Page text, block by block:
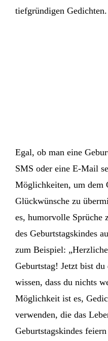
tiefgründigen Gedichten.
Egal, ob man eine
SMS oder eine E-Mail
Möglichkeiten, um dem
Glückwünsche zu
es, humorvolle Sprüche
des Geburtstagskindes
zum Beispiel:
Geburtstag! Jetzt bist
wissen, dass du nichts
Möglichkeit ist es,
verwenden, die das
Geburtstagskindes